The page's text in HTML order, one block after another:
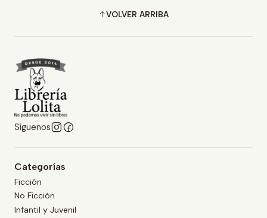
VOLVER ARRIBA
Síguenos
Categorías
Ficción
No Ficción
Infantil y Juvenil